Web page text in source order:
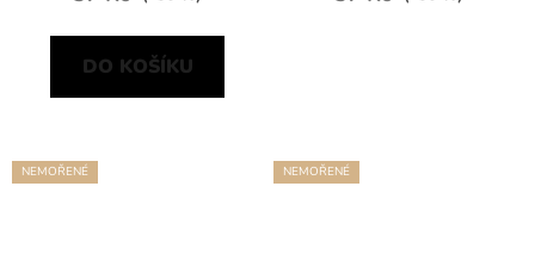
DO KOŠÍKU
NEMOŘENÉ NEMOŘENÉ